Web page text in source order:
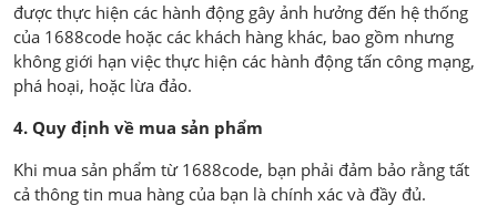
được thực hiện các hành động gây ảnh hưởng đến hệ thống
của 1688code hoặc các khách hàng khác, bao gồm nhưng
không giới hạn việc thực hiện các hành động tấn công mạng,
phá hoại, hoặc lừa đảo.
4. Quy định về mua sản phẩm
Khi mua sản phẩm từ 1688code, bạn phải đảm bảo rằng tất
cả thông tin mua hàng của bạn là chính xác và đầy đủ.